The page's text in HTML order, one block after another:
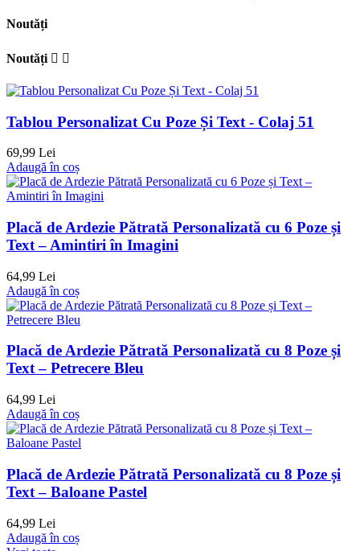
Noutăți
Noutăți  
Tablou Personalizat Cu Poze Și Text - Colaj 51
69,99 Lei
Adaugă în coș
Placă de Ardezie Pătrată Personalizată cu 6 Poze și
Text – Amintiri în Imagini
64,99 Lei
Adaugă în coș
Placă de Ardezie Pătrată Personalizată cu 8 Poze și
Text – Petrecere Bleu
64,99 Lei
Adaugă în coș
Placă de Ardezie Pătrată Personalizată cu 8 Poze și
Text – Baloane Pastel
64,99 Lei
Adaugă în coș